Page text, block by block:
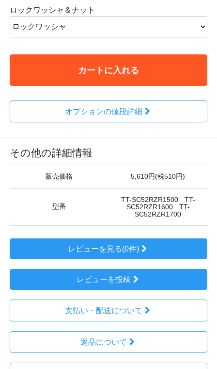
ロックワッシャ＆ナット
カートに入れる
オプションの値段詳細
その他の詳細情報
販売価格 5,610円(税510円)
型番
TT-SC52RZR1500 TT-
SC52RZR1600 TT-
SC52RZR1700
レビューを見る(0件)
レビューを投稿
支払い・配送について
返品について